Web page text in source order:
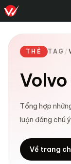
THẺ TAG /
Tổng hợp
luận đáng chú
Về trang